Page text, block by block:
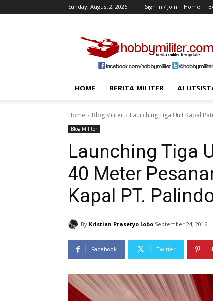
Sunday, August 2, 2026 Sign in / Join Home
HOME BERITA MILITER
Home Blog Militer Launching Tiga Unit Kapal
Blog Militer
Launching Tiga
40 Meter
Kapal PT.
By Kristian Prasetyo Lobo September 24, 2016
Facebook Twitter